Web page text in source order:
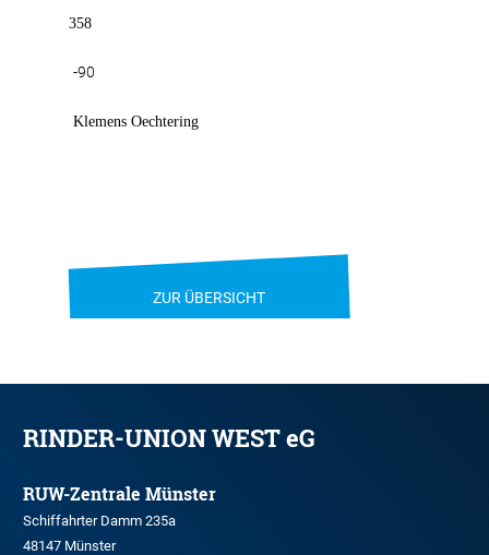
358
-90
Klemens Oechtering
ZUR ÜBERSICHT
RINDER-UNION WEST eG
RUW-Zentrale Münster
Schiffahrter Damm 235a
48147 Münster